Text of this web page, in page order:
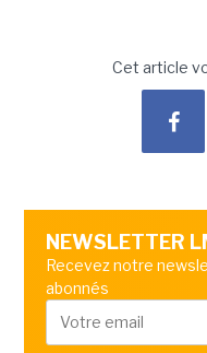
Cet article
NEWSLETTER
Recevez notre
abonnés